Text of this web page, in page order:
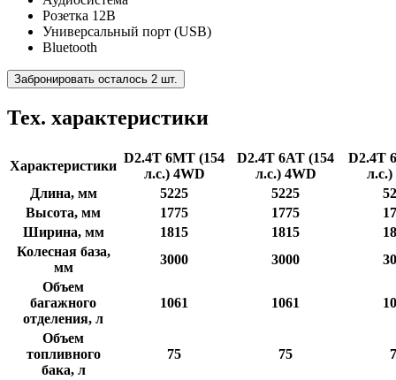
Розетка 12В
Универсальный порт (USB)
Bluetooth
Забронировать осталось 2 шт.
Тех. характеристики
Характеристики
D2.4T 6MT (154
л.с.) 4WD
D2.4T 6AT (154
л.с.) 4WD
D2.4T
Длина, мм
5225 5225
Высота, мм
1775 1775
Ширина, мм
1815 1815
Колесная база,
мм
3000 3000
Объем
багажного
отделения, л
1061 1061
Объем
топливного
бака, л
75 75